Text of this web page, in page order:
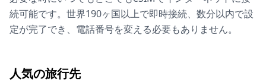
続可能です。世界190ヶ国以上で即時接続、数分以内で設
定が完了でき、電話番号を変える必要もありません。
人気の旅行先